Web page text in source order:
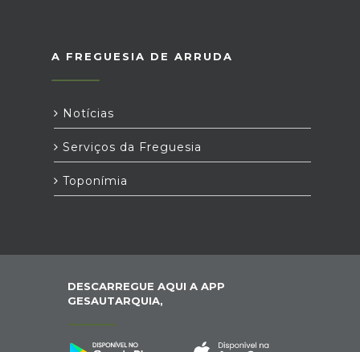
A FREGUESIA DE ARRUDA
Notícias
Serviços da Freguesia
Toponímia
DESCARREGUE AQUI A APP
GESAUTARQUIA,